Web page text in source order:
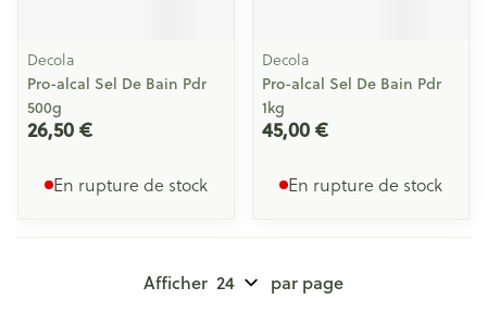
Decola
Pro-alcal Sel De Bain Pdr
500g
26,50 €
En rupture de stock
Decola
Pro-alcal Sel De Bain Pdr
1kg
45,00 €
En rupture de stock
Afficher par page